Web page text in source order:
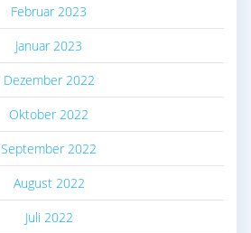
Februar 2023
Januar 2023
Dezember 2022
Oktober 2022
September 2022
August 2022
Juli 2022